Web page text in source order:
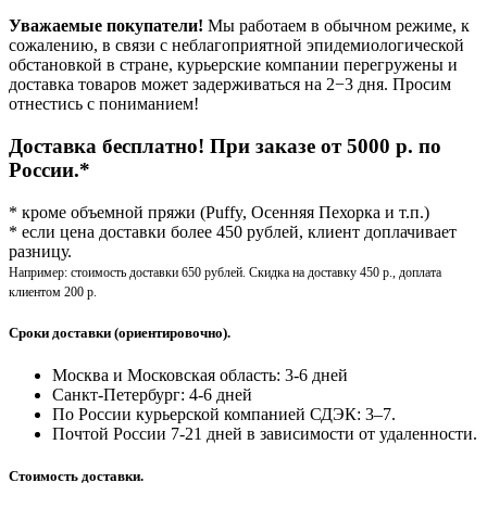
Уважаемые покупатели! Мы работаем в обычном режиме, к
сожалению, в связи с неблагоприятной эпидемиологической
обстановкой в стране, курьерские компании перегружены и
доставка товаров может задерживаться на 2−3 дня. Просим
отнестись с пониманием!
Доставка бесплатно! При заказе от 5000 р. по
России.*
* кроме объемной пряжи (Puffy, Осенняя Пехорка и т.п.)
* если цена доставки более 450 рублей, клиент доплачивает
разницу.
Например: стоимость доставки 650 рублей. Скидка на доставку 450 р., доплата
клиентом 200 р.
Сроки доставки (ориентировочно).
Москва и Московская область: 3-6 дней
Санкт-Петербург: 4-6 дней
По России курьерской компанией СДЭК: 3–7.
Почтой России 7-21 дней в зависимости от удаленности.
Стоимость доставки.